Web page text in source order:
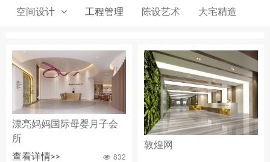
空间设计 工程管理 陈设艺术 大宅精造
漂亮妈妈国际母婴月子会
所
查看详情>> 832
敦煌网